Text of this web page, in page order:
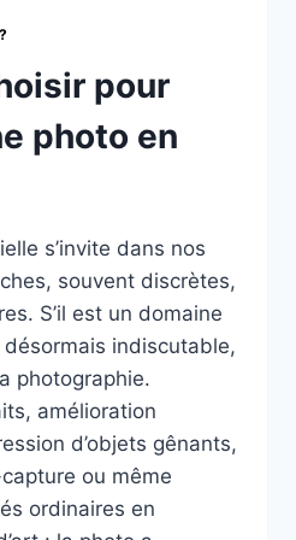
pour
photo en
s’invite dans nos
souvent discrètes,
S’il est un domaine
indiscutable,
photographie.
amélioration
d’objets gênants,
ou même
ordinaires en